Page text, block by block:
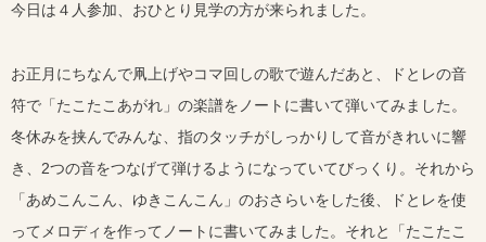
今日は４人参加、おひとり見学の方が来られました。
お正月にちなんで凧上げやコマ回しの歌で遊んだあと、
ドとレの音
符で「たこたこあがれ」 の楽譜をノートに書いて弾いてみました。
冬休みを挟んでみんな、 指のタッチがしっかりして音がきれいに響
き、 2つの音をつなげて弾けるようになっていてびっくり。それから
「あめこんこん、ゆきこんこん」のおさらいをした後、
ドとレを使
ってメロディを作ってノートに書いてみました。 それと「たこたこ